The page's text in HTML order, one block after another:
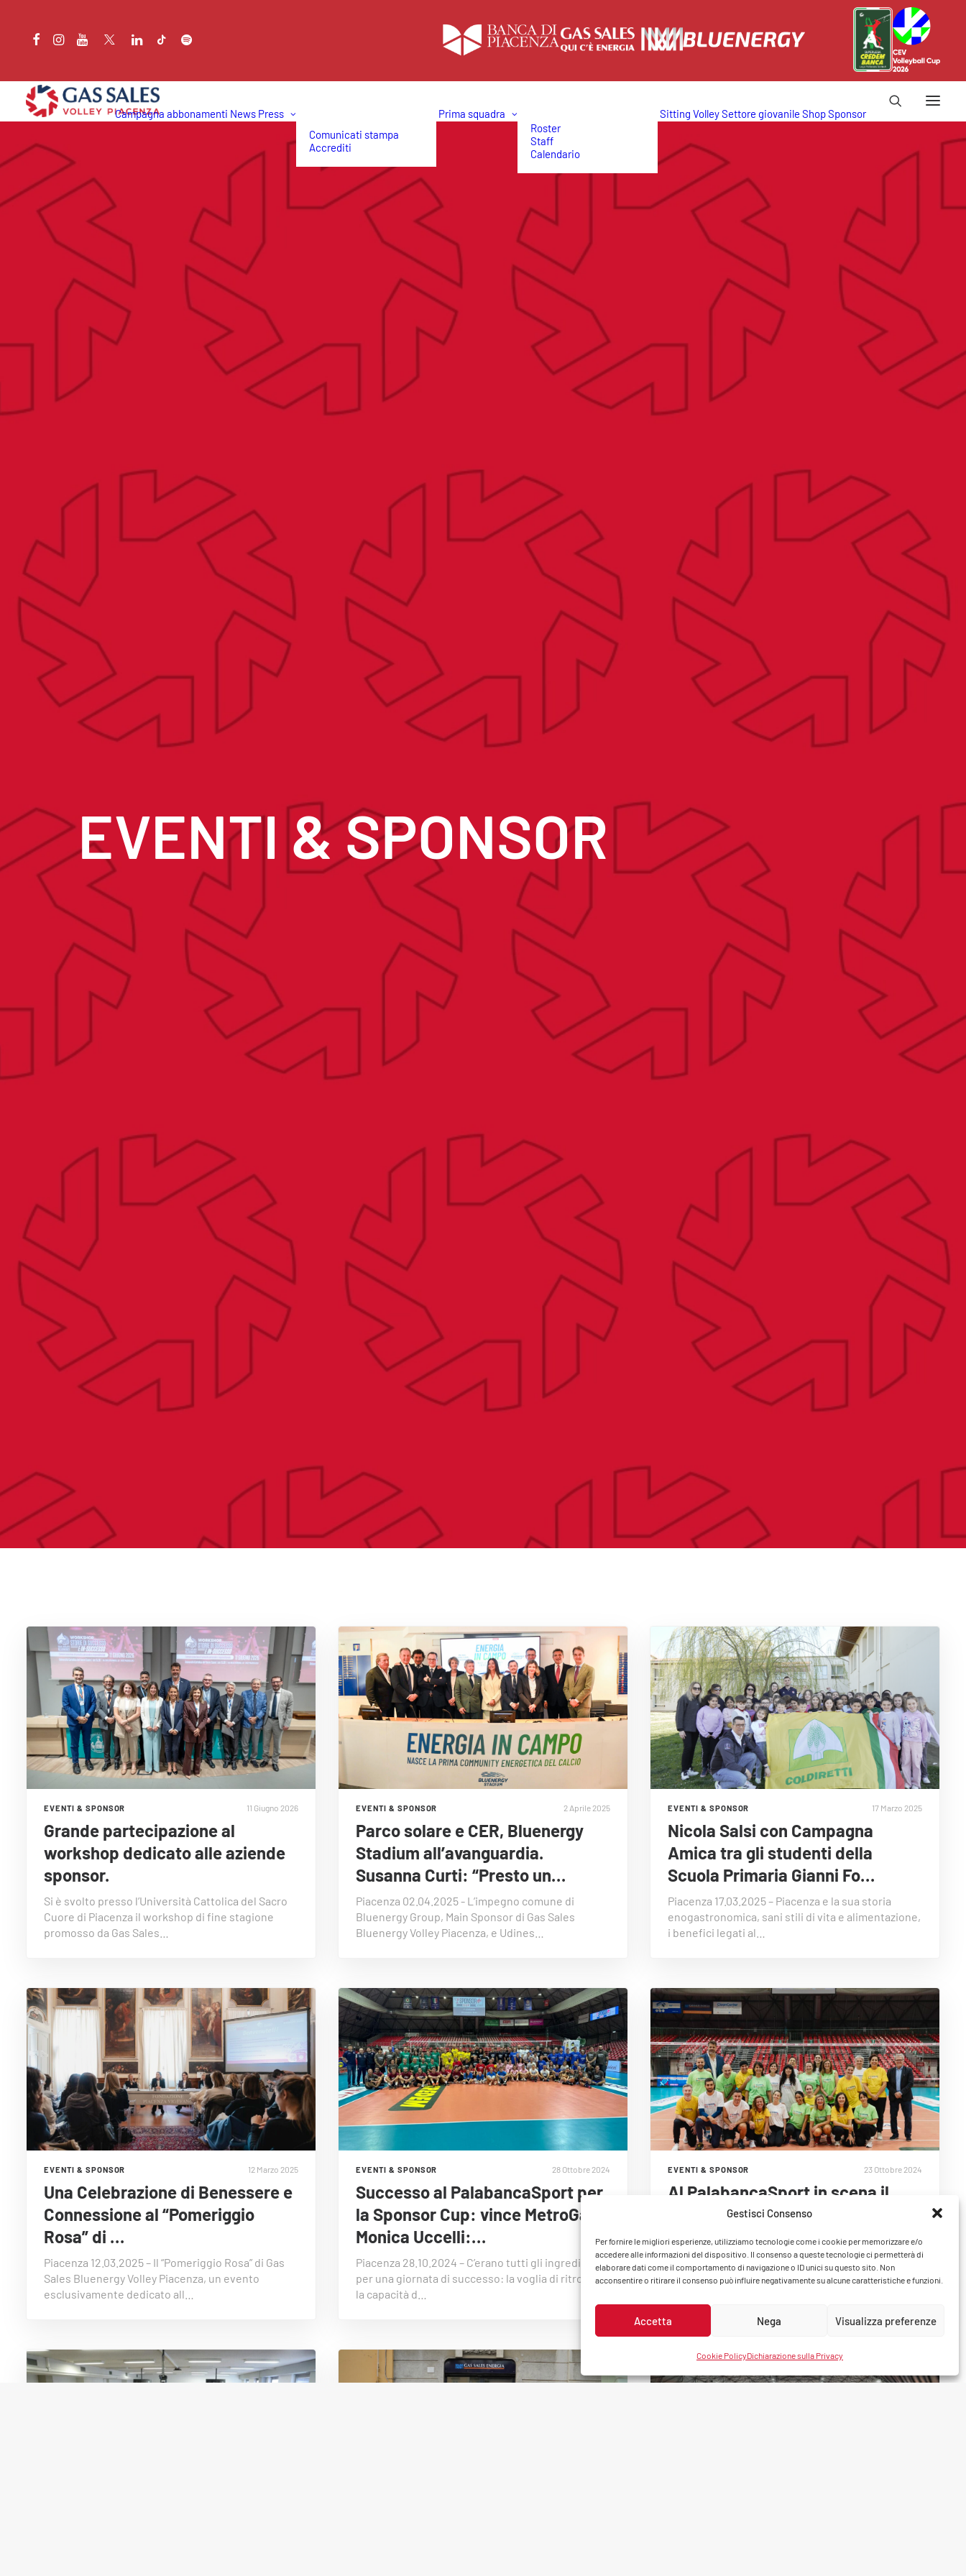
Gestisci Consenso
Per fornire le migliori esperienze, utilizziamo tecnologie come i cookie per memorizzare e/o
accedere alle informazioni del dispositivo. Il consenso a queste tecnologie ci permetterà di
elaborare dati come il comportamento di navigazione o ID unici su questo sito. Non
acconsentire o ritirare il consenso può influire negativamente su alcune caratteristiche e funzioni.
Accetta Nega Visualizza preferenze
Cookie PolicyDichiarazione sulla Privacy
Campagna abbonamenti News Press
Comunicati stampa
Accrediti
Prima squadra
Roster
Staff
Calendario
Sitting VolleySettore giovanile ShopSponsor
EVENTI & SPONSOR
EVENTI & SPONSOR 11 Giugno 2026
Grande partecipazione al
workshop dedicato alle aziende
sponsor.
Si è svolto presso l’Università Cattolica del Sacro
Cuore di Piacenza il workshop di fine stagione
promosso da Gas Sales…
EVENTI & SPONSOR 2 Aprile 2025
Parco solare e CER, Bluenergy
Stadium all’avanguardia.
Susanna Curti: “Presto un…
Piacenza 02.04.2025 - L’impegno comune di
Bluenergy Group, Main Sponsor di Gas Sales
Bluenergy Volley Piacenza, e Udines…
EVENTI & SPONSOR 17 Marzo 2025
Nicola Salsi con Campagna
Amica tra gli studenti della
Scuola Primaria Gianni Fo…
Piacenza 17.03.2025 – Piacenza e la sua storia
enogastronomica, sani stili di vita e alimentazione,
i benefici legati al…
EVENTI & SPONSOR 12 Marzo 2025
Una Celebrazione di Benessere e
Connessione al “Pomeriggio
Rosa” di …
Piacenza 12.03.2025 – Il “Pomeriggio Rosa” di Gas
Sales Bluenergy Volley Piacenza, un evento
esclusivamente dedicato all…
EVENTI & SPONSOR 28 Ottobre 2024
Successo al PalabancaSport per
la Sponsor Cup: vince MetroGalli.
Monica Uccelli:…
Piacenza 28.10.2024 – C’erano tutti gli ingredienti
per una giornata di successo: la voglia di ritrovarsi,
la capacità d…
EVENTI & SPONSOR 23 Ottobre 2024
Al PalabancaSport in scena il
primo team building per i
dipendenti delle aziende…
Piacenza 23.10.2024 – Trascorrere del tempo
insieme ai colleghi, per attività non legate alla vita